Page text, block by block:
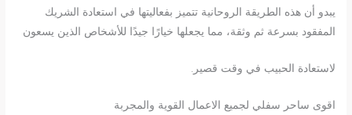
يبدو أن هذه الطريقة الروحانية تتميز بفعاليتها في استعادة الشريك
المفقود بسرعة ثم وثقة، مما يجعلها خيارًا جيدًا للأشخاص الذين يسعون
لاستعادة الحبيب في وقت قصير.
اقوى ساحر سفلي لجميع الاعمال القوية والمجربة